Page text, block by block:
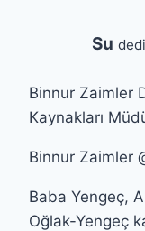
Su
Binnur Zaimler
Kaynakları
Binnur Zaimler
Baba Yengeç,
Oğlak-Yengeç